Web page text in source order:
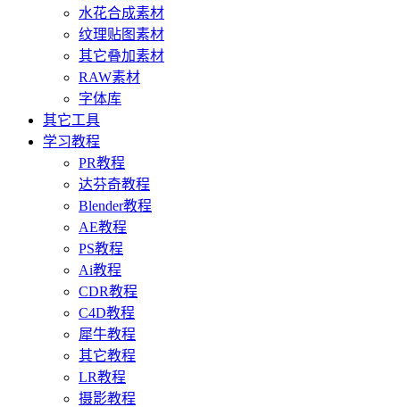
水花合成素材
纹理贴图素材
其它叠加素材
RAW素材
字体库
其它工具
学习教程
PR教程
达芬奇教程
Blender教程
AE教程
PS教程
Ai教程
CDR教程
C4D教程
犀牛教程
其它教程
LR教程
摄影教程